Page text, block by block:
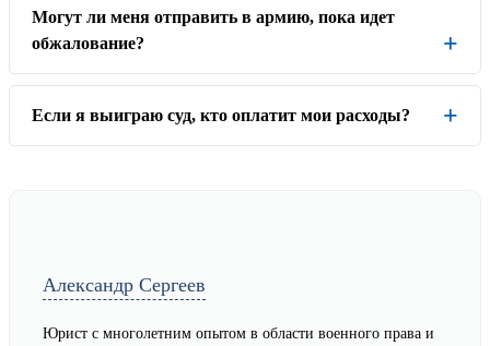
Могут ли меня отправить в армию, пока идет
обжалование?
Если я выиграю суд, кто оплатит мои расходы?
Александр Сергеев
Юрист с многолетним опытом в области военного права и